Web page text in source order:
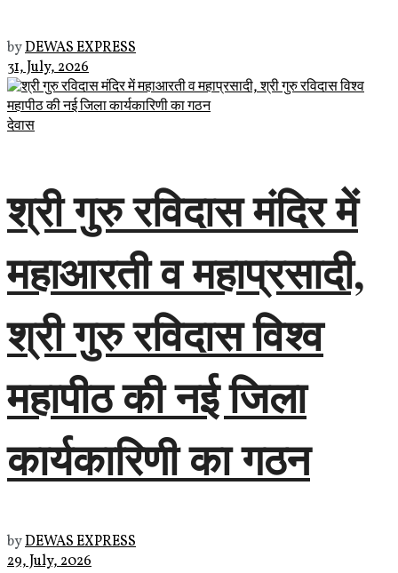
byDEWAS EXPRESS
31, July, 2026
देवास
श्री गुरु रविदास मंदिर में
महाआरती व महाप्रसादी,
श्री गुरु रविदास विश्व
महापीठ की नई जिला
कार्यकारिणी का गठन
byDEWAS EXPRESS
29, July, 2026